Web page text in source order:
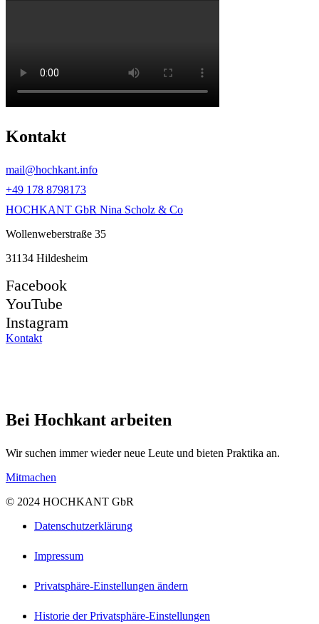
Kontakt
mail@hochkant.info
+49 178 8798173
HOCHKANT GbR Nina Scholz & Co
Wollenweberstraße 35
31134 Hildesheim
Facebook
YouTube
Instagram
Kontakt
Bei Hochkant arbeiten
Wir suchen immer wieder neue Leute und bieten Praktika an.
Mitmachen
© 2024 HOCHKANT GbR
Datenschutzerklärung
Impressum
Privatsphäre-Einstellungen ändern
Historie der Privatsphäre-Einstellungen